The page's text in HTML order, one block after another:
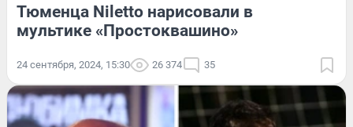
Тюменца Niletto нарисовали в
мультике «Простоквашино»
24 сентября, 2024, 15:30 26 374 35